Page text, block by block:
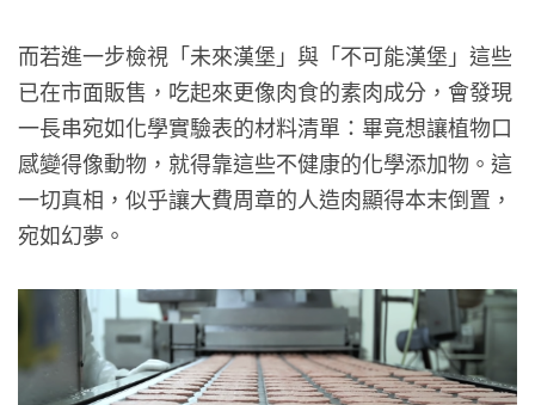
而若進一步檢視「未來漢堡」與「不可能漢堡」這些
已在市面販售，吃起來更像肉食的素肉成分，會發現
一長串宛如化學實驗表的材料清單：畢竟想讓植物口
感變得像動物，就得靠這些不健康的化學添加物。這
一切真相，似乎讓大費周章的人造肉顯得本末倒置，
宛如幻夢。